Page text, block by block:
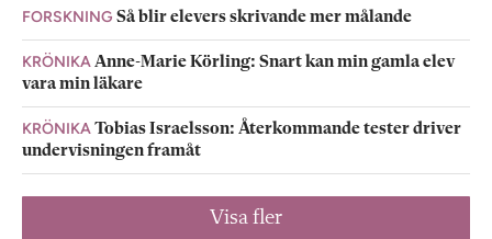
FORSKNING Så blir elevers skrivande mer målande
KRÖNIKAAnne-Marie Körling: Snart kan min gamla elev
vara min läkare
KRÖNIKATobias Israelsson: Återkommande tester driver
undervisningen framåt
Visa fler